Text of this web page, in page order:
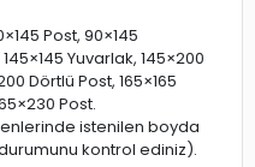
Post, 90×145
Yuvarlak, 145×200
Dörtlü Post, 165×165
Post.
enlerinde istenilen boyda
kontrol ediniz).